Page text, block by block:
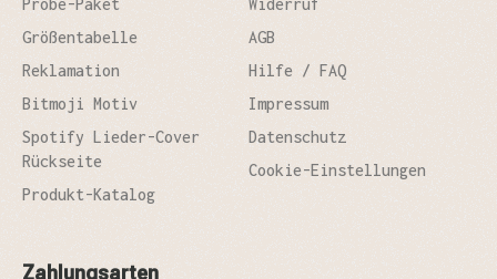
Probe-Paket
Größentabelle
Reklamation
Bitmoji Motiv
Spotify Lieder-Cover
Rückseite
Produkt-Katalog
Widerruf
AGB
Hilfe / FAQ
Impressum
Datenschutz
Cookie-Einstellungen
Zahlungsarten